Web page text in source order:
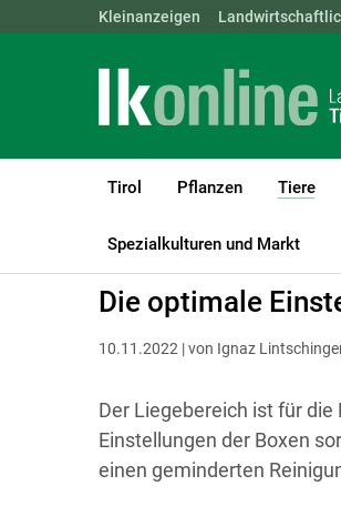
Landwirtschaftskammern:
Kleinanzeigen
Tirol Pflanzen Tiere
Spezialkulturen und Markt
LK Tirol Tiere Rinder Haltung,
Die optimale
10.11.2022 | von Ignaz
Der Liegebereich ist für
Einstellungen der Boxen
einen geminderten